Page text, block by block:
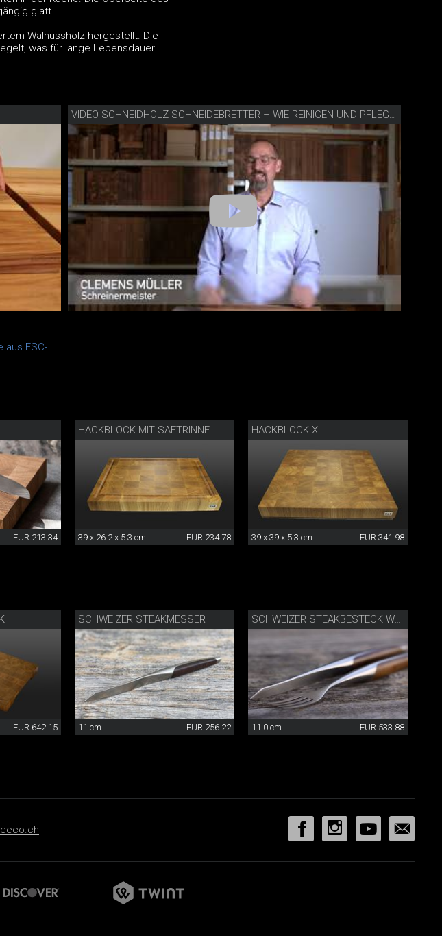
glatt.
Walnussholz hergestellt. Die
was für lange Lebensdauer
aus FSC-
EUR 213.34
HACKBLOCK MIT SAFTRINNE
39 x 26.2 x 5.3 cm EUR 234.78
HACKBLOCK XL
39 x 39 x 5.3 cm EUR 341.98
EUR 642.15
SCHWEIZER STEAKMESSER
11 cm EUR 256.22
SCHWEIZER STEAKBESTECK WALNUSS
11.0 cm EUR 533.88